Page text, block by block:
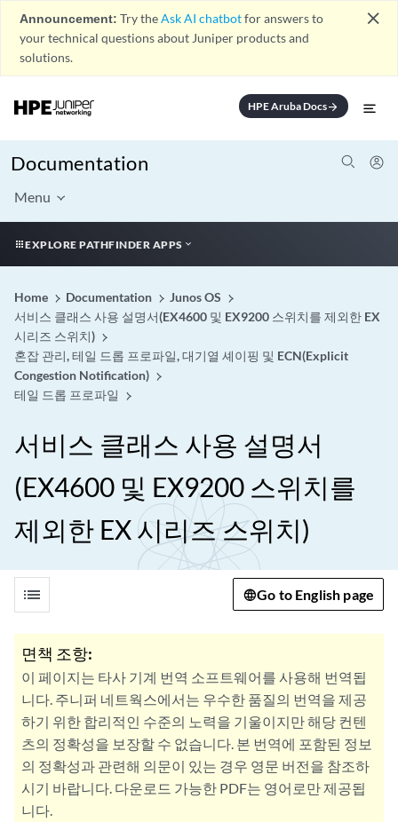
Announcement: Try theAsk AI chatbotfor answers to
your technical questions about Juniper products and
solutions.
close
HPE Aruba Docsarrow_forward
Documentation
Menu
EXPLORE PATHFINDER APPS
Home Documentation
Junos OS
서비스 클래스 사용 설명서(EX4600 및 EX9200 스위치를 제외한 EX
시리즈 스위치)
혼잡 관리, 테일 드롭 프로파일, 대기열 셰이핑 및 ECN(Explicit
Congestion Notification)
테일 드롭 프로파일
서비스 클래스 사용 설명서
(EX4600 및 EX9200 스위치를
제외한 EX 시리즈 스위치)
list Go to English page
면책 조항:
이 페이지는 타사 기계 번역 소프트웨어를 사용해 번역됩
니다. 주니퍼 네트웍스에서는 우수한 품질의 번역을 제공
하기 위한 합리적인 수준의 노력을 기울이지만 해당 컨텐
츠의 정확성을 보장할 수 없습니다. 본 번역에 포함된 정보
의 정확성과 관련해 의문이 있는 경우 영문 버전을 참조하
시기 바랍니다. 다운로드 가능한 PDF는 영어로만 제공됩
니다.